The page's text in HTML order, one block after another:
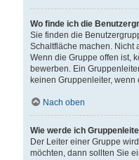
Wo finde ich die
Sie finden die
Schaltfläche machen. Nicht
Wenn die Gruppe offen ist,
bewerben. Ein
keinen Gruppenleiter,
Nach oben
Wie werde ich
Der Leiter einer Gruppe
möchten, dann sollten Sie